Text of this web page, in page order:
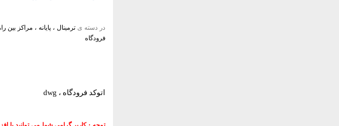
در دسته ی ترمینال ، پایانه ، مراکز بین
فرودگاه
اتوکد فرودگاه ، dwg